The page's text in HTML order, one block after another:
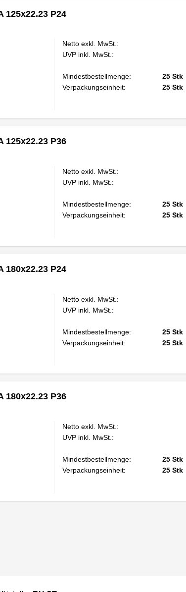
125x22.23 P24
Netto exkl. MwSt.:
UVP inkl. MwSt.:
Mindestbestellmenge: 25 Stk
Verpackungseinheit:
25 Stk
125x22.23 P36
Netto exkl. MwSt.:
UVP inkl. MwSt.:
Mindestbestellmenge: 25 Stk
Verpackungseinheit:
25 Stk
180x22.23 P24
Netto exkl. MwSt.:
UVP inkl. MwSt.:
Mindestbestellmenge: 25 Stk
Verpackungseinheit:
25 Stk
180x22.23 P36
Netto exkl. MwSt.:
UVP inkl. MwSt.:
Mindestbestellmenge: 25 Stk
Verpackungseinheit:
25 Stk